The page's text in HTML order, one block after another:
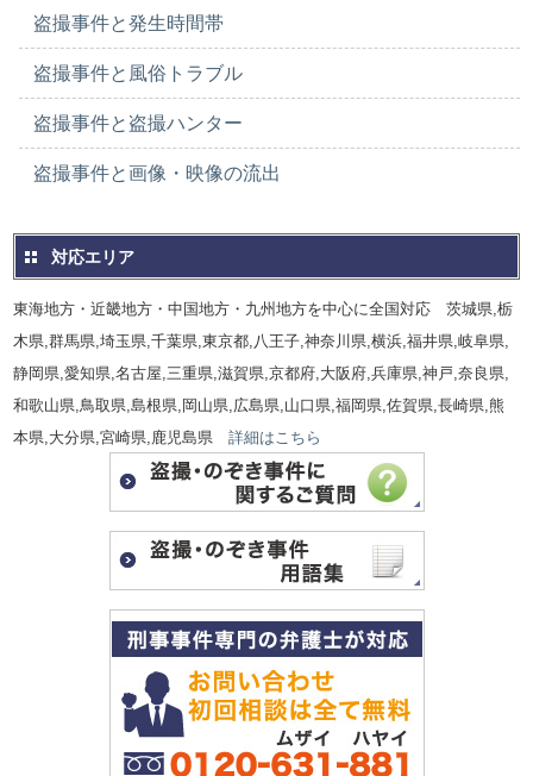
盗撮事件と発生時間帯
盗撮事件と風俗トラブル
盗撮事件と盗撮ハンター
盗撮事件と画像・映像の流出
対応エリア
東海地方・近畿地方・中国地方・九州地方を中心に全国対応 茨城県,栃
木県,群馬県,埼玉県,千葉県,東京都,八王子,神奈川県,横浜,福井県,岐阜県,
静岡県,愛知県,名古屋,三重県,滋賀県,京都府,大阪府,兵庫県,神戸,奈良県,
和歌山県,鳥取県,島根県,岡山県,広島県,山口県,福岡県,佐賀県,長崎県,熊
本県,大分県,宮崎県,鹿児島県詳細はこちら